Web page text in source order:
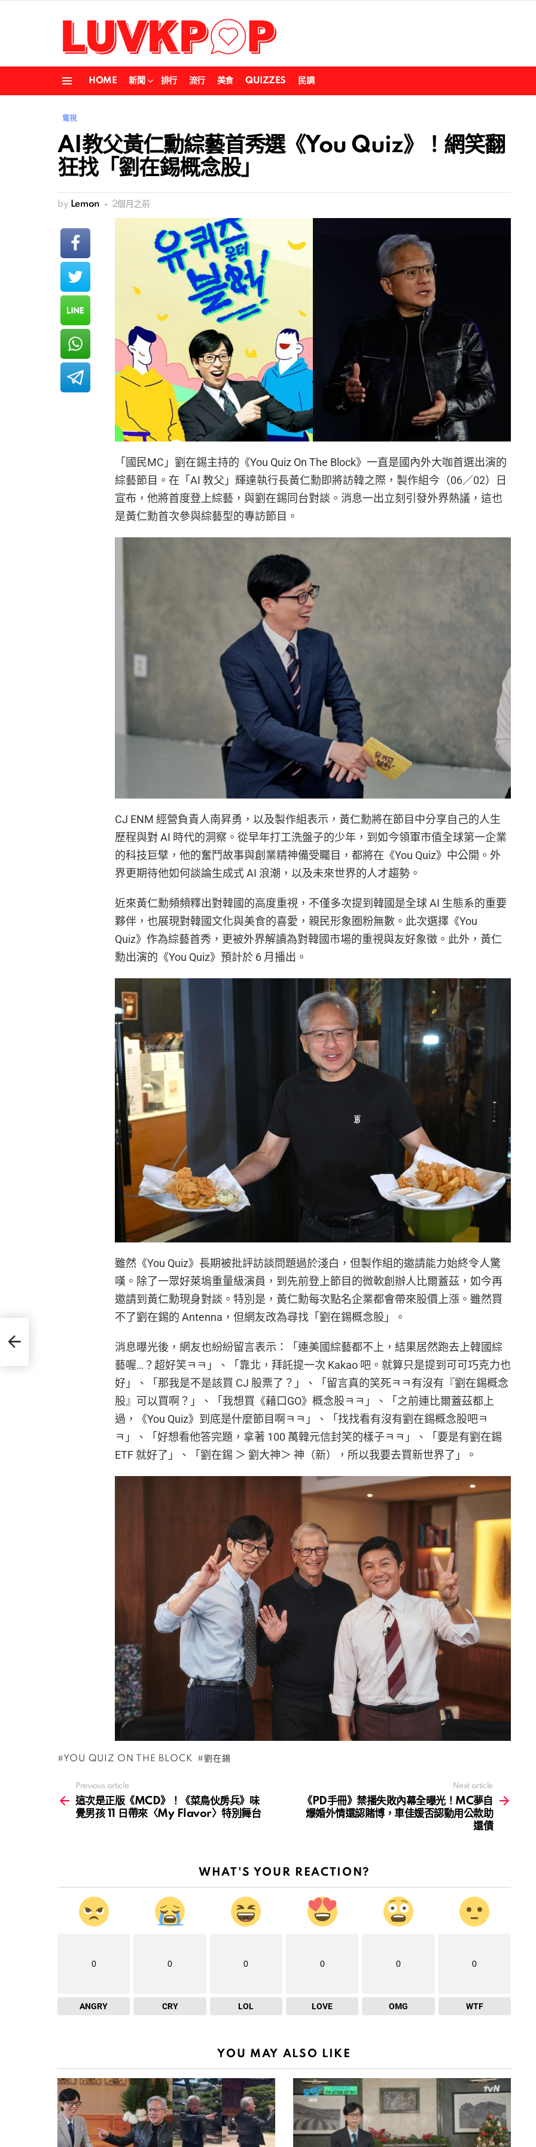
HOME 新聞 排行 流行 美食 QUIZZES 民調
電視
AI教父黃仁勳綜藝首秀選《You Quiz》！網笑翻
狂找「劉在錫概念股」
by Lemon 2個月之前
「國民MC」劉在錫主持的《You Quiz On The Block》一直是國內外大咖首選出演的
綜藝節目。在「AI 教父」輝達執行長黃仁勳即將訪韓之際，製作組今（06／02）日
宣布，他將首度登上綜藝，與劉在錫同台對談。消息一出立刻引發外界熱議，這也
是黃仁勳首次參與綜藝型的專訪節目。
CJ ENM 經營負責人南昇勇，以及製作組表示，黃仁勳將在節目中分享自己的人生
歷程與對 AI 時代的洞察。從早年打工洗盤子的少年，到如今領軍市值全球第一企業
的科技巨擘，他的奮鬥故事與創業精神備受矚目，都將在《You Quiz》中公開。外
界更期待他如何談論生成式 AI 浪潮，以及未來世界的人才趨勢。
近來黃仁勳頻頻釋出對韓國的高度重視，不僅多次提到韓國是全球 AI 生態系的重要
夥伴，也展現對韓國文化與美食的喜愛，親民形象圈粉無數。此次選擇《You
Quiz》作為綜藝首秀，更被外界解讀為對韓國市場的重視與友好象徵。此外，黃仁
勳出演的《You Quiz》預計於 6 月播出。
雖然《You Quiz》長期被批評訪談問題過於淺白，但製作組的邀請能力始終令人驚
嘆。除了一眾好萊塢重量級演員，到先前登上節目的微軟創辦人比爾蓋茲，如今再
邀請到黃仁勳現身對談。特別是，黃仁勳每次點名企業都會帶來股價上漲。雖然買
不了劉在錫的 Antenna，但網友改為尋找「劉在錫概念股」。
消息曝光後，網友也紛紛留言表示：「連美國綜藝都不上，結果居然跑去上韓國綜
藝喔…？超好笑ㅋㅋ」、「靠北，拜託提一次 Kakao 吧。就算只是提到可可巧克力也
好」、「那我是不是該買 CJ 股票了？」、「留言真的笑死ㅋㅋ有沒有『劉在錫概念
股』可以買啊？」、「我想買《藉口GO》概念股ㅋㅋ」、「之前連比爾蓋茲都上
過，《You Quiz》到底是什麼節目啊ㅋㅋ」、「找找看有沒有劉在錫概念股吧ㅋ
ㅋ」、「好想看他答完題，拿著 100 萬韓元信封笑的樣子ㅋㅋ」、「要是有劉在錫
ETF 就好了」、「劉在錫 ＞ 劉大神＞ 神（新），所以我要去買新世界了」。
YOU QUIZ ON THE BLOCK 劉在錫
more
Previous article
這次是正版《MCD》！《菜鳥伙房兵》味
覺男孩 11 日帶來〈My Flavor〉特別舞台
Next article
《PD手冊》禁播失敗內幕全曝光！MC夢自
爆婚外情還認賭博，車佳媛否認動用公款助
還債
WHAT'S YOUR REACTION?
0
ANGRY
0
CRY
0
LOL
0
LOVE
0
OMG
0
WTF
YOU MAY ALSO LIKE
覺